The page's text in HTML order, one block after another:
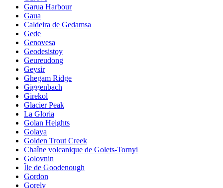
Garua Harbour
Gaua
Caldeira de Gedamsa
Gede
Genovesa
Geodesistoy
Geureudong
Geysir
Ghegam Ridge
Giggenbach
Girekol
Glacier Peak
La Gloria
Golan Heights
Golaya
Golden Trout Creek
Chaîne volcanique de Golets-Tornyi
Golovnin
Île de Goodenough
Gordon
Gorely